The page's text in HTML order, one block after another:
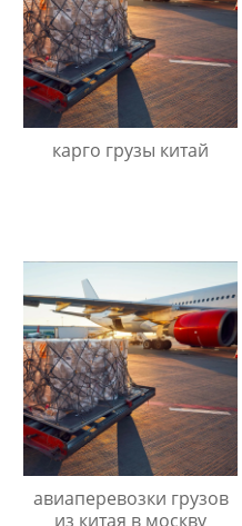
карго грузы китай
авиаперевозки грузов
из китая в москву